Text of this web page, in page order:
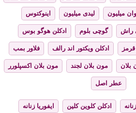
وان میلیون لیدی میلیون اینوکتوس
راش گوچی بلوم ادکلن هوگو بوس
ادکلن ویکتور اند رالف فلاور بمب
بلان مون بلان لجند مون بلان اکسپلورر
عطر اصل
ادکلن کلوین کلین ایفوریا زنانه